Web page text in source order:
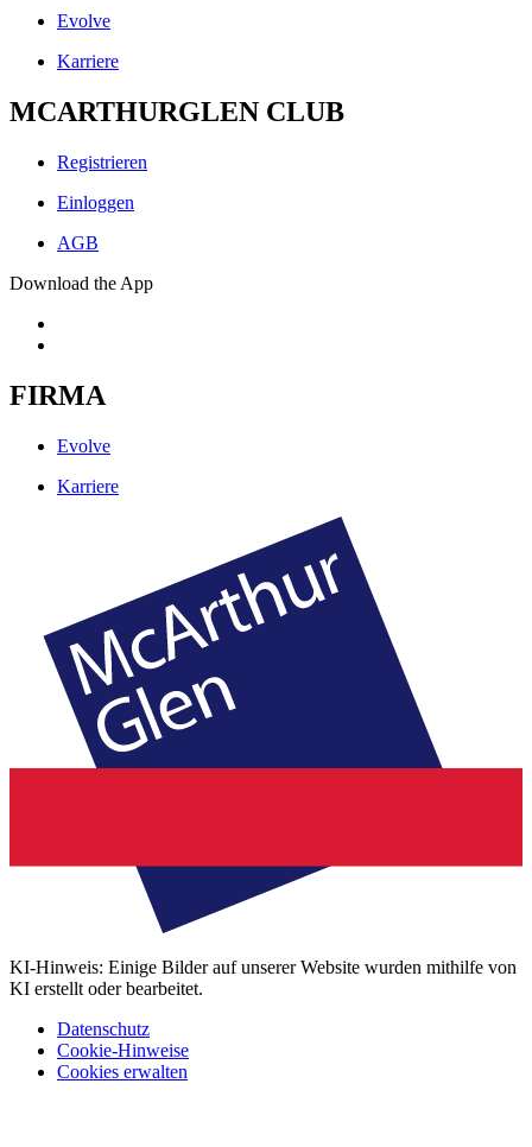
Evolve
Karriere
MCARTHURGLEN CLUB
Registrieren
Einloggen
AGB
Download the App
FIRMA
Evolve
Karriere
KI-Hinweis: Einige Bilder auf unserer Website wurden mithilfe von
KI erstellt oder bearbeitet.
Datenschutz
Cookie-Hinweise
Cookies erwalten